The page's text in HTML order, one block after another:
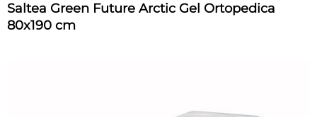
Saltea Green Future Arctic Gel Ortopedica
80x190 cm